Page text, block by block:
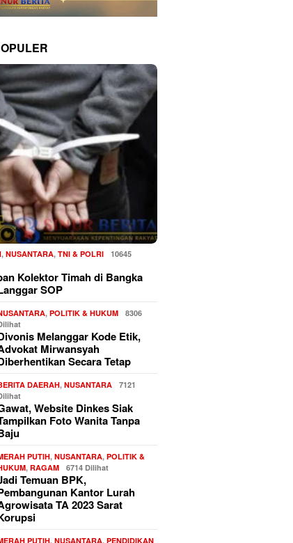
,NUSANTARA,TNI & POLRI
10645
Kolektor Timah di Bangka
SOP
,POLITIK & HUKUM
8306
Melanggar Kode Etik,
Mirwansyah
Secara Tetap
DAERAH,NUSANTARA
7121
Website Dinkes Siak
Foto Wanita Tanpa
PUTIH,NUSANTARA,POLITIK &
,RAGAM 6714 Dilihat
Temuan BPK,
Kantor Lurah
TA 2023 Sarat
PUTIH,NUSANTARA,PENDIDIKAN